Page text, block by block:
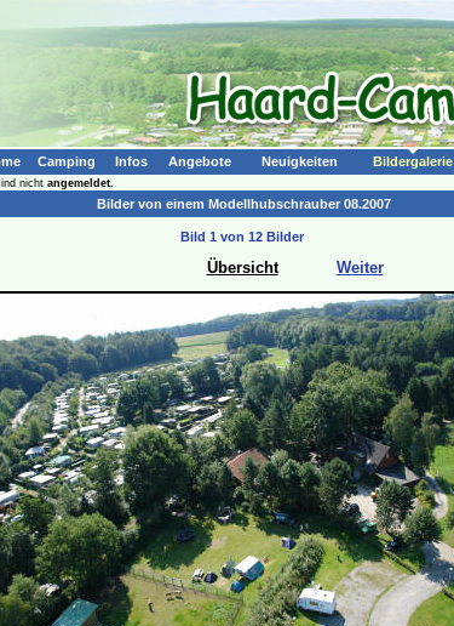
Camping Infos Angebote Neuigkeiten Bildergalerie
nicht angemeldet.
Bilder von einem Modellhubschrauber 08.2007
Bild 1 von 12 Bilder
Übersicht Weiter